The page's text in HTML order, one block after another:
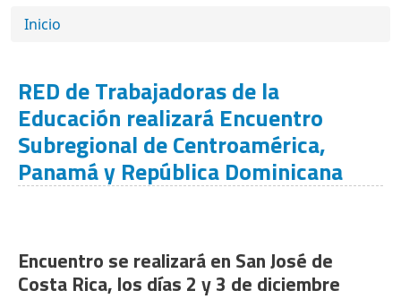
SOBRESCRIBIR ENLACES DE AYUDA A
Inicio
RED de Trabajadoras de la
Educación realizará Encuentro
Subregional de Centroamérica,
Panamá y República Dominicana
Encuentro se realizará en San José de
Costa Rica, los días 2 y 3 de diciembre